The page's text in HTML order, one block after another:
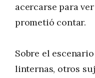
acercarse para
prometió contar.
Sobre el
linternas, otros